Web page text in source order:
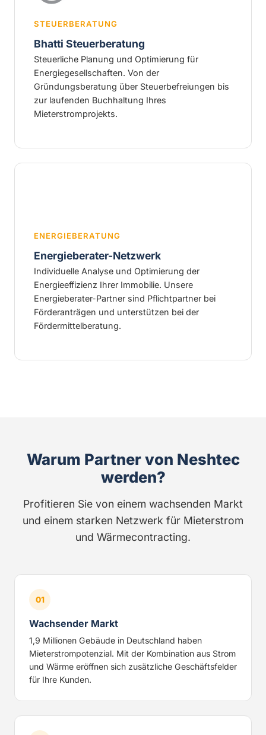
STEUERBERATUNG
Bhatti Steuerberatung
Steuerliche Planung und Optimierung für
Energiegesellschaften. Von der
Gründungsberatung über Steuerbefreiungen bis
zur laufenden Buchhaltung Ihres
Mieterstromprojekts.
ENERGIEBERATUNG
Energieberater-Netzwerk
Individuelle Analyse und Optimierung der
Energieeffizienz Ihrer Immobilie. Unsere
Energieberater-Partner sind Pflichtpartner bei
Förderanträgen und unterstützen bei der
Fördermittelberatung.
Warum Partner von Neshtec
werden?
Profitieren Sie von einem wachsenden Markt
und einem starken Netzwerk für Mieterstrom
und Wärmecontracting.
01
Wachsender Markt
1,9 Millionen Gebäude in Deutschland haben
Mieterstrompotenzial. Mit der Kombination aus Strom
und Wärme eröffnen sich zusätzliche Geschäftsfelder
für Ihre Kunden.